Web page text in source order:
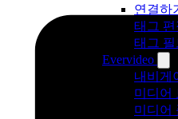
연결하
태그 편
태그 필
Evervideo
내비게
미디어
미디어